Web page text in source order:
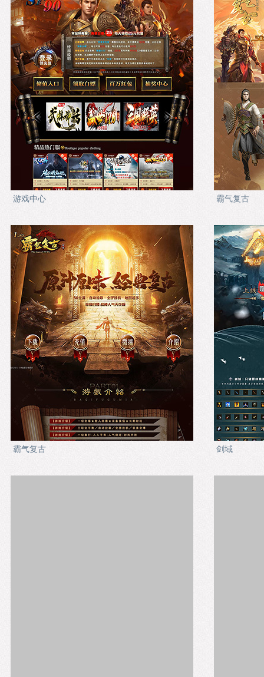
游戏中心 霸气复古
霸气复古 剑域